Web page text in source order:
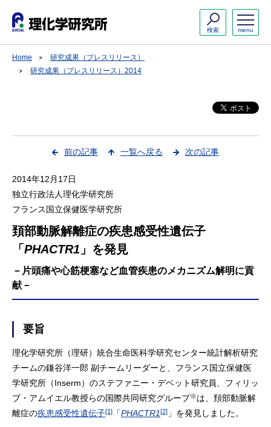
menu
検索
Home
研究成果（プレスリリース）
研究成果（プレスリリース）2014
前の記事 一覧へ戻る 次の記事
2014年12月17日
独立行政法人理化学研究所
フランス国立保健医学研究所
頚部動脈解離症の疾患感受性遺伝子
「 PHACTR1 」を発見
－片頭痛や心筋梗塞など血管疾患のメカニズム解明に貢
献－
要旨
理化学研究所（理研）統合生命医科学研究センター統計解析研究
チームの鎌谷洋一郎 副チームリーダーと、フランス国立保健医
学研究所（Inserm）のステファニー・デベット研究員、フィリッ
プ・アムイエル教授らの国際共同研究グループ※は、頚部動脈解
離症の疾患感受性遺伝子[1] 「PHACTR1[2] 」を発見しました。